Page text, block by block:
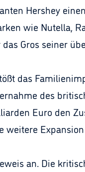
Hershey
wie Nutella,
Gros seiner
das
des
Euro den
weitere
an. Die